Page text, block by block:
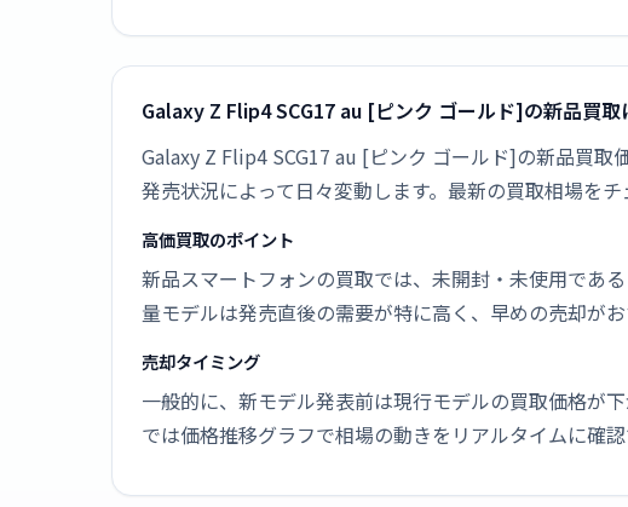
Galaxy Z Flip4 SCG17 au [ピンク ゴールド]の新品買取
Galaxy Z Flip4 SCG17 au [ピンク ゴールド]の新品買
発売状況によって日々変動します。最新の買取相場を
高価買取のポイント
新品スマートフォンの買取では、未開封・未使用であ
量モデルは発売直後の需要が特に高く、早めの売却がお
売却タイミング
一般的に、新モデル発表前は現行モデルの買取価格が
では価格推移グラフで相場の動きをリアルタイムに確認